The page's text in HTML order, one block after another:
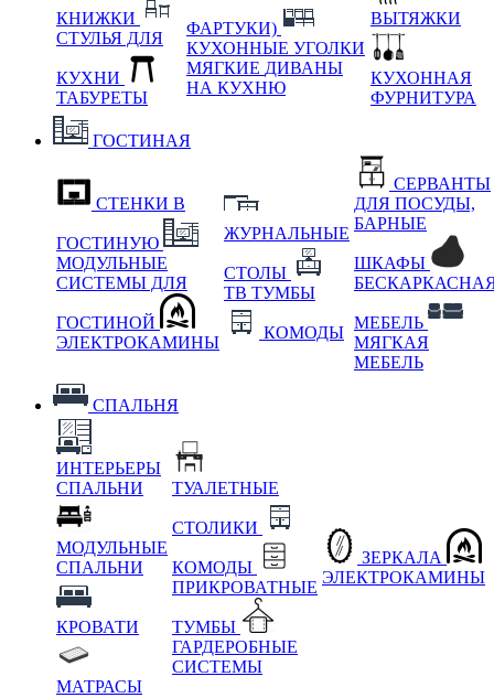
КНИЖКИ
СТУЛЬЯ ДЛЯ
КУХНИ
ТАБУРЕТЫ
ФАРТУКИ)
КУХОННЫЕ УГОЛКИ
МЯГКИЕ ДИВАНЫ
НА КУХНЮ
ВЫТЯЖКИ
КУХОННАЯ
ФУРНИТУРА
ГОСТИНАЯ
СТЕНКИ В
ГОСТИНУЮ
МОДУЛЬНЫЕ
СИСТЕМЫ ДЛЯ
ГОСТИНОЙ
ЭЛЕКТРОКАМИНЫ
ЖУРНАЛЬНЫЕ
СТОЛЫ
ТВ ТУМБЫ
КОМОДЫ
СЕРВАНТЫ
ДЛЯ ПОСУДЫ,
БАРНЫЕ
ШКАФЫ
МЕБЕЛЬ
МЯГКАЯ
МЕБЕЛЬ
СПАЛЬНЯ
ИНТЕРЬЕРЫ
СПАЛЬНИ
МОДУЛЬНЫЕ
СПАЛЬНИ
КРОВАТИ
МАТРАСЫ
ТУАЛЕТНЫЕ
СТОЛИКИ
КОМОДЫ
ПРИКРОВАТНЫЕ
ТУМБЫ
ГАРДЕРОБНЫЕ
СИСТЕМЫ
ЗЕРКАЛА
ЭЛЕКТРОКАМИНЫ